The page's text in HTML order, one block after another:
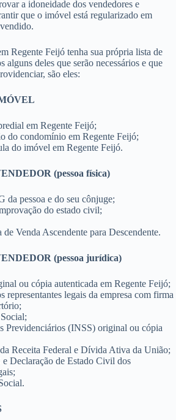
a idoneidade dos vendedores e
que o imóvel está regularizado em
Regente Feijó tenha sua própria lista de
alguns deles que serão necessários e que
são eles:
em Regente Feijó;
do condomínio em Regente Feijó;
do imóvel em Regente Feijó.
(pessoa física)
da pessoa e do seu cônjuge;
do estado civil;
Venda Ascendente para Descendente.
(pessoa jurídica)
ou cópia autenticada em Regente Feijó;
representantes legais da empresa com firma
Previdenciários (INSS) original ou cópia
Receita Federal e Dívida Ativa da União;
Declaração de Estado Civil dos